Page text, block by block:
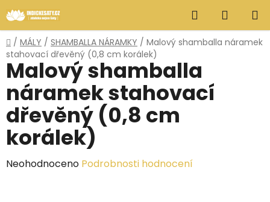
na
obsah
Hledat
KOŠÍK
Domů
/ MÁLY / SHAMBALLA NÁRAMKY / Malový shamballa náramek
stahovací dřevěný (0,8 cm korálek)
Malový shamballa
náramek stahovací
dřevěný (0,8 cm
korálek)
Průměrné
Neohodnoceno Podrobnosti hodnocení